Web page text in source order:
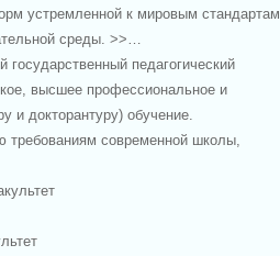
устремленной к мировым стандартам
среды. >>…
педагогический
высшее профессиональное и
и докторантуру) обучение.
современной школы,